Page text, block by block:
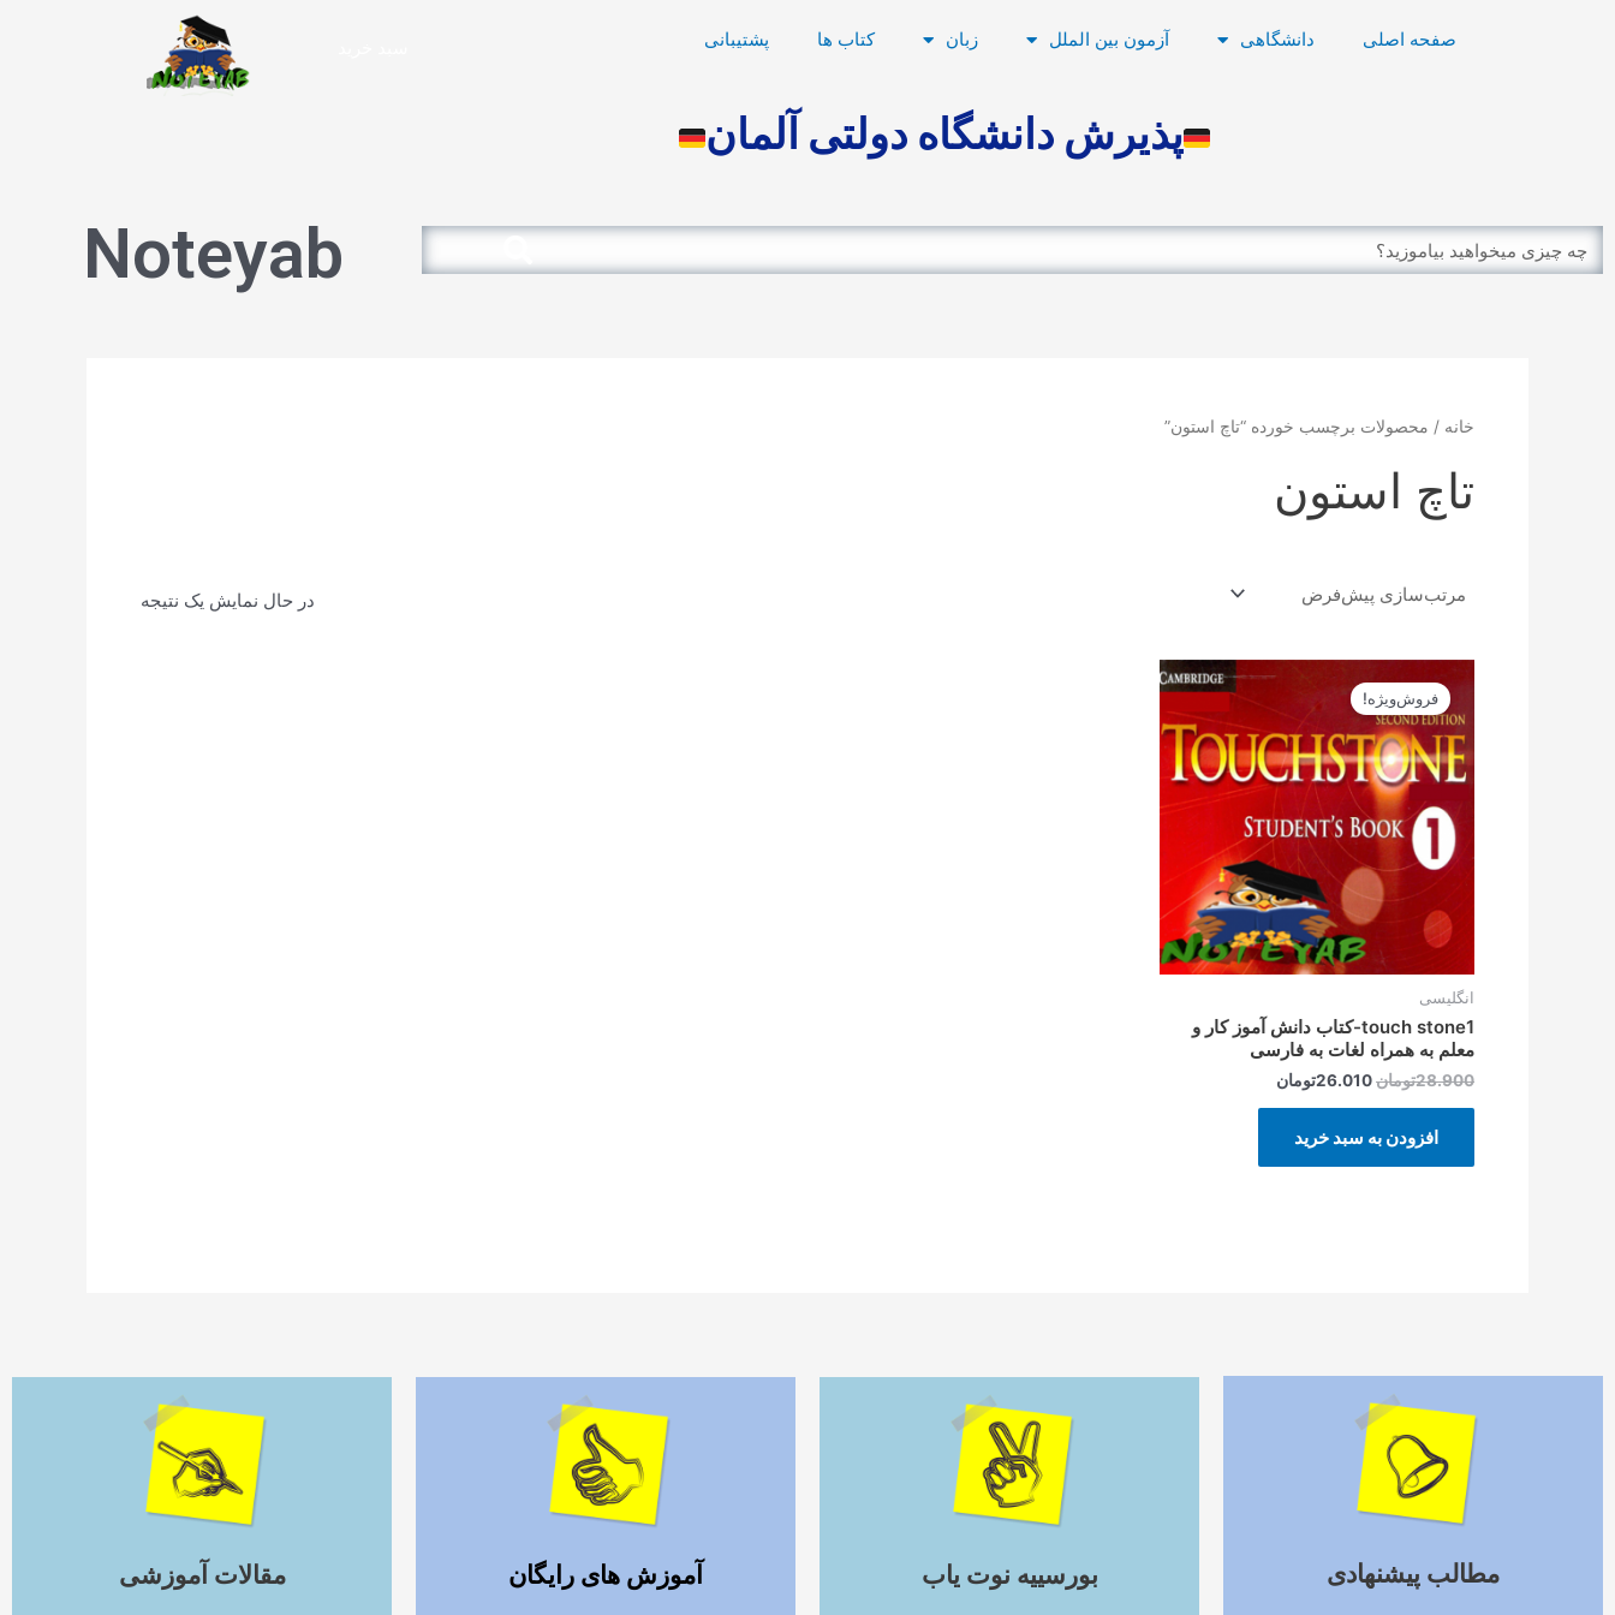
صفحه اصلی دانشگاهی آزمون بین الملل زبان کتاب ها پشتیبانی
پذیرش دانشگاه دولتی آلمان
Search
Search
Noteyab
خانه / محصولات برچسب خورده “تاچ استون”
تاچ استون
در حال نمایش یک نتیجه
فروش‌ویژه!
انگلیسی
touch stone1-کتاب دانش آموز کار و
معلم به همراه لغات به فارسی
28.900تومان
قیمت
اصلی
بود.
26.010تومان
قیمت
26.010تومان
است.
افزودن به سبد خرید
مطالب پیشنهادی بورسییه نوت یاب آموزش های رایگان مقالات آموزشی